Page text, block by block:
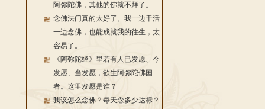
阿弥陀佛，其他的佛就不拜了。
念佛法门真的太好了。我一边干活
一边念佛，也能成就我的往生，太
容易了。
《阿弥陀经》里若有人已发愿、今
发愿、当发愿，欲生阿弥陀佛国
者。这里发愿是谁？
我该怎么念佛？每天念多少达标？